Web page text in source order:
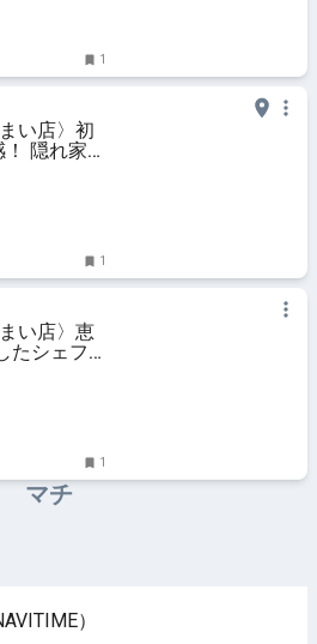
1
い店〉初
隠れ家イ
1
い店〉恵
たシェフ
1
マチ
）